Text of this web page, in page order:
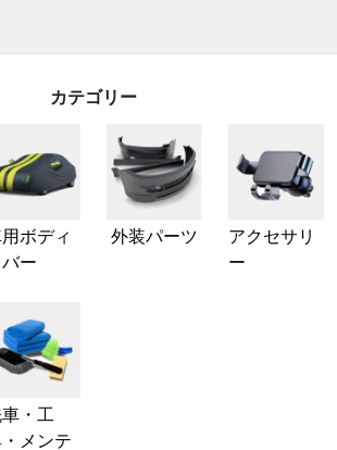
カテゴリー
ボディ
バー
外装パーツ
アクセサリ
ー
・工
メンテ